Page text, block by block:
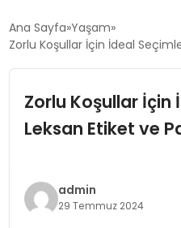
DÜNYA
SPOR
Ana Sayfa Yaşam
Zorlu Koşullar İçin İdeal
Zorlu Koşullar İçin
Leksan Etiket ve
admin
29 Temmuz 2024